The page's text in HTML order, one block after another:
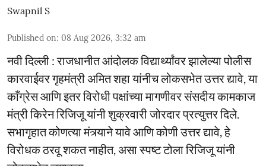
Swapnil S
Published on: 08 Aug 2026, 3:32 am
नवी दिल्ली : राजधानीत आंदोलक विद्यार्थ्यांवर झालेल्या पोलीस
कारवाईवर गृहमंत्री अमित शहा यांनीच लोकसभेत उत्तर द्यावे, या
काँग्रेस आणि इतर विरोधी पक्षांच्या मागणीवर संसदीय कामकाज
मंत्री किरेन रिजिजू यांनी शुक्रवारी जोरदार प्रत्युत्तर दिले.
सभागृहात कोणत्या मंत्र्याने यावे आणि कोणी उत्तर द्यावे, हे
विरोधक ठरवू शकत नाहीत, असा स्पष्ट टोला रिजिजू यांनी